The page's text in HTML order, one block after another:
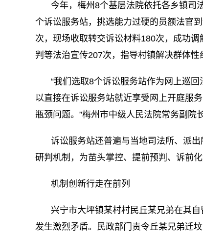
今年，梅州8个基层法院依托各乡镇司
个诉讼服务站，挑选能力过硬的员额法官
次，现场收取转交诉讼材料180次，成功
判等法治宣传207次，指导村镇解决群体性
“我们选取8个诉讼服务站作为网上巡
以直接在诉讼服务站就近享受网上开庭服
瓶颈问题。”梅州市中级人民法院常务副院
诉讼服务站还普遍与当地司法所、派
研判机制，为苗头掌控、提前预判、诉前化
机制创新行走在前列
兴宁市大坪镇某村村民丘某兄弟在其
发生激烈矛盾。民政部门责令丘某兄弟迁